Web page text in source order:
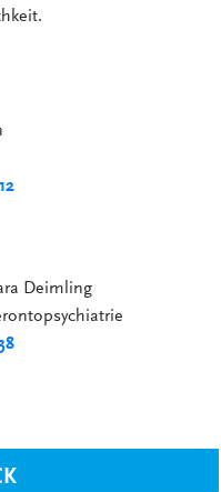
Deimling